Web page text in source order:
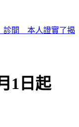
曬合照：不計前嫌
1日起